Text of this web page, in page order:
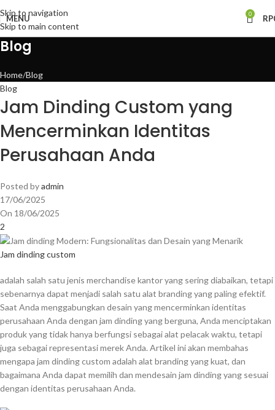
Skip to navigation
Skip to main content
MENU 0 RP
Blog
Home Blog
Blog
Jam Dinding Custom yang
Mencerminkan Identitas
Perusahaan Anda
Posted byadmin
17/06/2025
On 18/06/2025
2
Jam dinding custom
adalah salah satu jenis merchandise kantor yang sering diabaikan, tetapi
sebenarnya dapat menjadi salah satu alat branding yang paling efektif.
Saat Anda menggabungkan desain yang mencerminkan identitas
perusahaan Anda dengan jam dinding yang berguna, Anda menciptakan
produk yang tidak hanya berfungsi sebagai alat pelacak waktu, tetapi
juga sebagai representasi merek Anda. Artikel ini akan membahas
mengapa jam dinding custom adalah alat branding yang kuat, dan
bagaimana Anda dapat memilih dan mendesain jam dinding yang sesuai
dengan identitas perusahaan Anda.